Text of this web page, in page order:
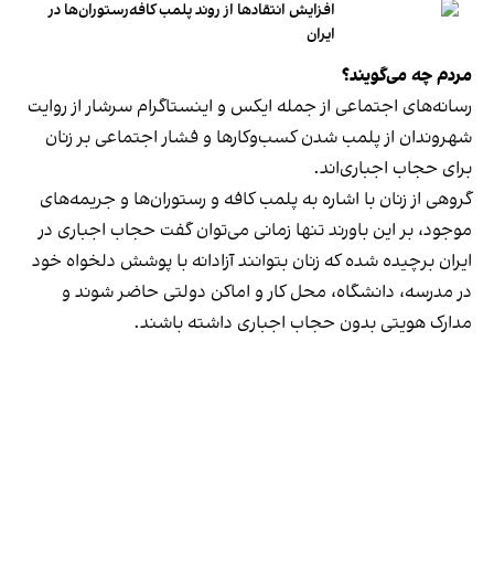
افزایش انتقادها از روند پلمب کافه‌رستوران‌ها در
ایران
مردم چه می‌گویند؟
رسانه‎‌های اجتماعی از جمله ایکس و اینستاگرام سرشار از روایت
شهروندان از پلمب شدن کسب‌وکارها و فشار اجتماعی بر زنان
برای حجاب اجباری‌اند.
گروهی از زنان با اشاره به پلمب کافه و رستوران‌ها و جریمه‌های
موجود، بر این باورند تنها زمانی می‌توان گفت حجاب اجباری در
ایران برچیده شده که زنان بتوانند آزادانه با پوشش دلخواه خود
در مدرسه، دانشگاه، محل کار و اماکن دولتی حاضر شوند و
مدارک هویتی بدون حجاب اجباری داشته باشند.